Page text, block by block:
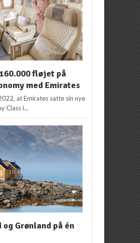
fløjet på
med Emirates
at Emirates satte sin nye
Class i...
og Grønland på én